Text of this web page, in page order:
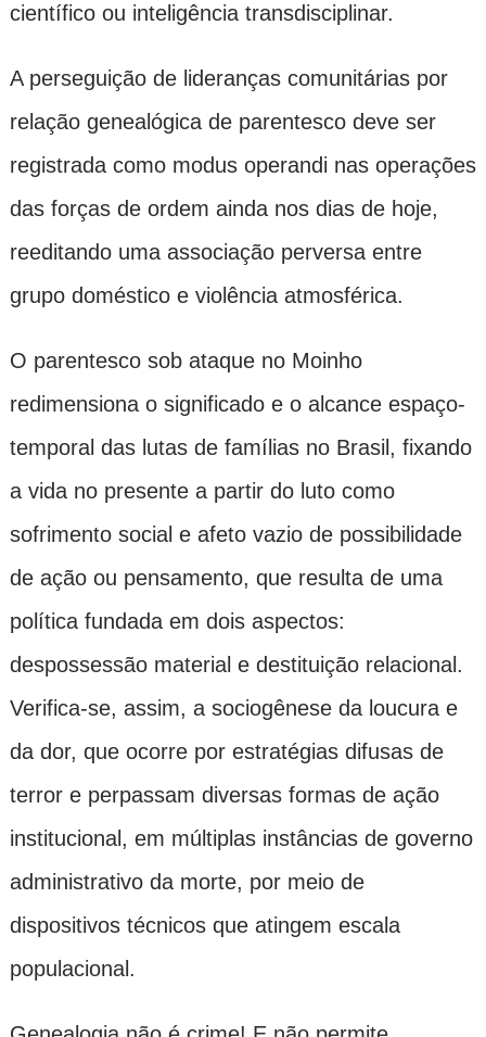
científico ou inteligência transdisciplinar.
A perseguição de lideranças comunitárias por
relação genealógica de parentesco deve ser
registrada como modus operandi nas operações
das forças de ordem ainda nos dias de hoje,
reeditando uma associação perversa entre
grupo doméstico e violência atmosférica.
O parentesco sob ataque no Moinho
redimensiona o significado e o alcance espaço-
temporal das lutas de famílias no Brasil, fixando
a vida no presente a partir do luto como
sofrimento social e afeto vazio de possibilidade
de ação ou pensamento, que resulta de uma
política fundada em dois aspectos:
despossessão material e destituição relacional.
Verifica-se, assim, a sociogênese da loucura e
da dor, que ocorre por estratégias difusas de
terror e perpassam diversas formas de ação
institucional, em múltiplas instâncias de governo
administrativo da morte, por meio de
dispositivos técnicos que atingem escala
populacional.